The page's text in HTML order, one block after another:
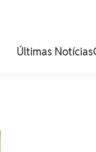
Últimas Notícias